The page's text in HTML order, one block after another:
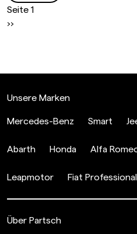
Seitennummerierung
Seite 1
Nächste Seite
››
Unsere Marken
Mercedes-Benz Smart
Abarth Honda Alfa
Leapmotor Fiat Professional
Über Partsch